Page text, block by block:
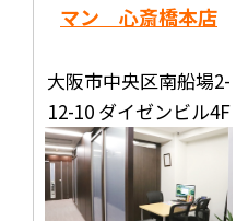
マン 心斎橋本店
大阪市中央区南船場2-
12-10 ダイゼンビル4F